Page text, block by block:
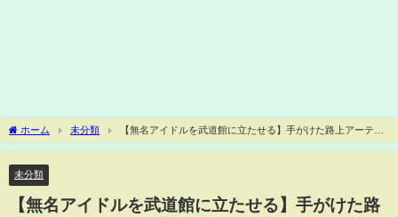
ホーム 未分類
【無名アイドルを武道館に立たせる】手がけた路上アーティ
ストCD販売枚数“250万枚”伝説を作るスタジオにカメラが入る。【武道館仕掛け人。立
未分類
【無名アイドルを武道館に立たせる】手がけた路